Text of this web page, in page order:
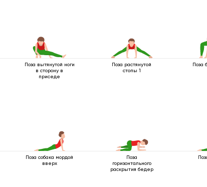
Поза вытянутой ноги
в сторону в
приседе
Поза растянутой
стопы 1
Поза
Поза собака мордой
вверх
Поза
горизонтального
раскрытия бедер